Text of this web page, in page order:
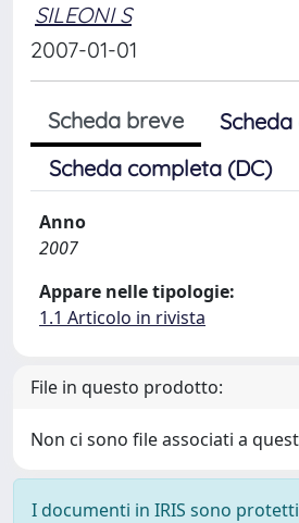
SILEONI S
2007-01-01
Scheda breve
Scheda completa (DC)
Anno
2007
Appare nelle tipologie:
1.1 Articolo in rivista
File in questo prodotto:
Non ci sono file associati a
I documenti in IRIS sono